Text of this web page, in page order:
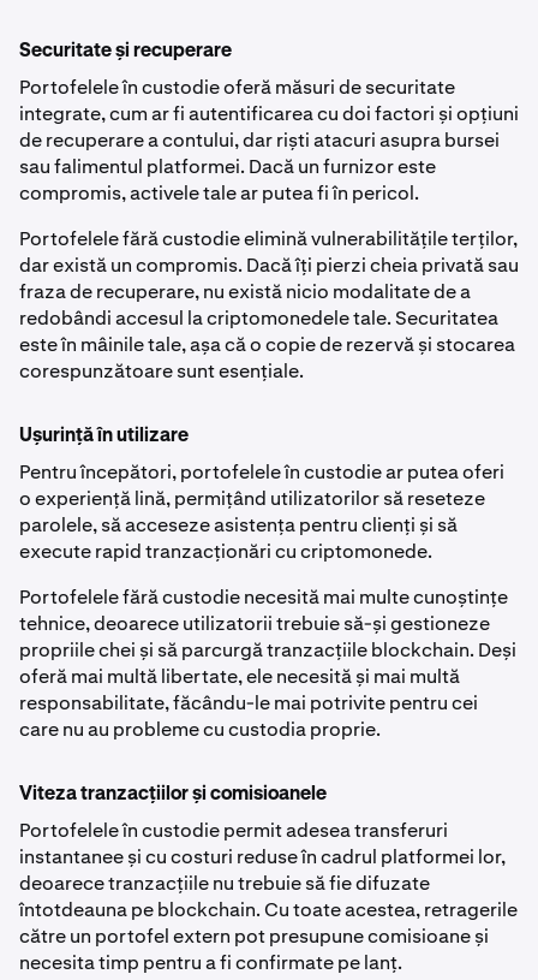
Securitate și recuperare
Portofelele în custodie oferă măsuri de securitate
integrate, cum ar fi autentificarea cu doi factori și opțiuni
de recuperare a contului, dar riști atacuri asupra bursei
sau falimentul platformei. Dacă un furnizor este
compromis, activele tale ar putea fi în pericol.
Portofelele fără custodie elimină vulnerabilitățile terților,
dar există un compromis. Dacă îți pierzi cheia privată sau
fraza de recuperare, nu există nicio modalitate de a
redobândi accesul la criptomonedele tale. Securitatea
este în mâinile tale, așa că o copie de rezervă și stocarea
corespunzătoare sunt esențiale.
Ușurință în utilizare
Pentru începători, portofelele în custodie ar putea oferi
o experiență lină, permițând utilizatorilor să reseteze
parolele, să acceseze asistența pentru clienți și să
execute rapid tranzacționări cu criptomonede.
Portofelele fără custodie necesită mai multe cunoștințe
tehnice, deoarece utilizatorii trebuie să-și gestioneze
propriile chei și să parcurgă tranzacțiile blockchain. Deși
oferă mai multă libertate, ele necesită și mai multă
responsabilitate, făcându-le mai potrivite pentru cei
care nu au probleme cu custodia proprie.
Viteza tranzacțiilor și comisioanele
Portofelele în custodie permit adesea transferuri
instantanee și cu costuri reduse în cadrul platformei lor,
deoarece tranzacțiile nu trebuie să fie difuzate
întotdeauna pe blockchain. Cu toate acestea, retragerile
către un portofel extern pot presupune comisioane și
necesita timp pentru a fi confirmate pe lanț.